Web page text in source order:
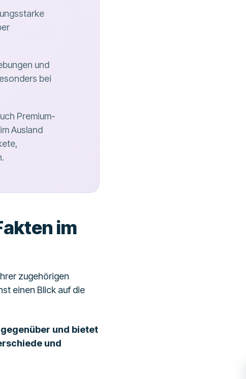
und
bei
Premium-
Ausland
im
zugehörigen
einen Blick auf die
und bietet
und